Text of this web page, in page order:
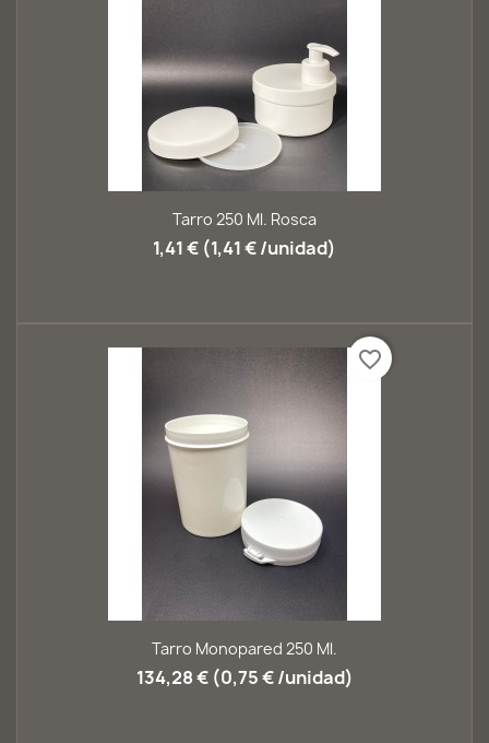
Tarro 250 Ml. Rosca
1,41 € (1,41 € /unidad)
Tarro Monopared 250 Ml.
134,28 € (0,75 € /unidad)
favorite_border